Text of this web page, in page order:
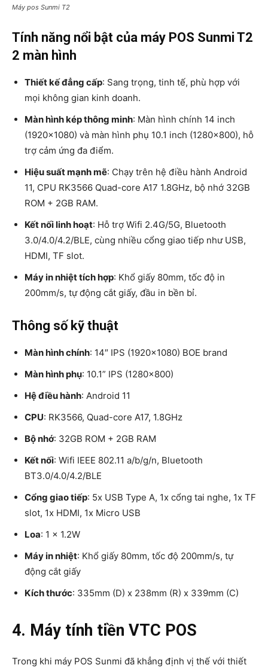
Máy pos Sunmi T2
Tính năng nổi bật của máy POS Sunmi T2
2 màn hình
Thiết kế đẳng cấp: Sang trọng, tinh tế, phù hợp với
mọi không gian kinh doanh.
Màn hình kép thông minh: Màn hình chính 14 inch
(1920×1080) và màn hình phụ 10.1 inch (1280×800), hỗ
trợ cảm ứng đa điểm.
Hiệu suất mạnh mẽ: Chạy trên hệ điều hành Android
11, CPU RK3566 Quad-core A17 1.8GHz, bộ nhớ 32GB
ROM + 2GB RAM.
Kết nối linh hoạt: Hỗ trợ Wifi 2.4G/5G, Bluetooth
3.0/4.0/4.2/BLE, cùng nhiều cổng giao tiếp như USB,
HDMI, TF slot.
Máy in nhiệt tích hợp: Khổ giấy 80mm, tốc độ in
200mm/s, tự động cắt giấy, đầu in bền bỉ.
Thông số kỹ thuật
Màn hình chính: 14″ IPS (1920×1080) BOE brand
Màn hình phụ: 10.1” IPS (1280×800)
Hệ điều hành: Android 11
CPU: RK3566, Quad-core A17, 1.8GHz
Bộ nhớ: 32GB ROM + 2GB RAM
Kết nối: Wifi IEEE 802.11 a/b/g/n, Bluetooth
BT3.0/4.0/4.2/BLE
Cổng giao tiếp: 5x USB Type A, 1x cổng tai nghe, 1x TF
slot, 1x HDMI, 1x Micro USB
Loa: 1 x 1.2W
Máy in nhiệt: Khổ giấy 80mm, tốc độ 200mm/s, tự
động cắt giấy
Kích thước: 335mm (D) x 238mm (R) x 339mm (C)
4. Máy tính tiền VTC POS
Trong khi máy POS Sunmi đã khẳng định vị thế với thiết